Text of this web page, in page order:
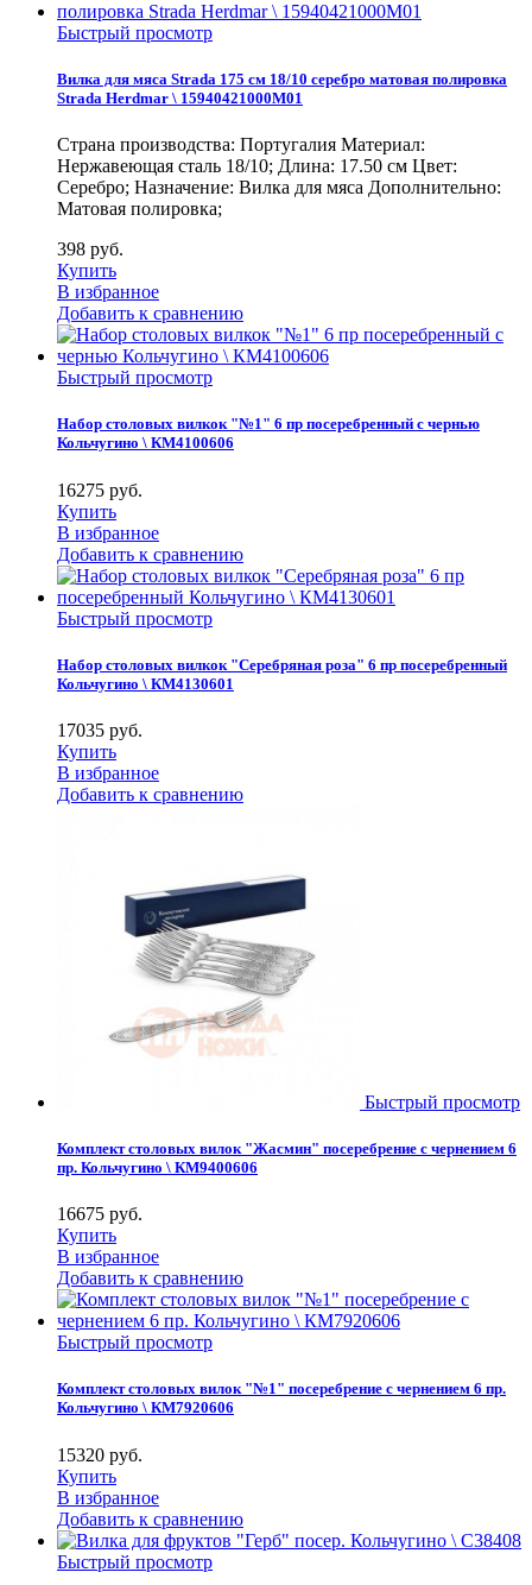
Быстрый просмотр
Вилка для мяса Strada 175 см 18/10 серебро матовая полировка
Strada Herdmar \ 15940421000M01
Страна производства: Португалия Материал:
Нержавеющая сталь 18/10; Длина: 17.50 см Цвет:
Серебро; Назначение: Вилка для мяса Дополнительно:
Матовая полировка;
398 руб.
Купить
В избранное
Добавить к сравнению
Быстрый просмотр
Набор столовых вилкок "№1" 6 пр посеребренный с чернью
Кольчугино \ КМ4100606
16275 руб.
Купить
В избранное
Добавить к сравнению
Быстрый просмотр
Набор столовых вилкок "Серебряная роза" 6 пр посеребренный
Кольчугино \ КМ4130601
17035 руб.
Купить
В избранное
Добавить к сравнению
Быстрый просмотр
Комплект столовых вилок "Жасмин" посеребрение с чернением 6
пр. Кольчугино \ КМ9400606
16675 руб.
Купить
В избранное
Добавить к сравнению
Быстрый просмотр
Комплект столовых вилок "№1" посеребрение с чернением 6 пр.
Кольчугино \ КМ7920606
15320 руб.
Купить
В избранное
Добавить к сравнению
Быстрый просмотр